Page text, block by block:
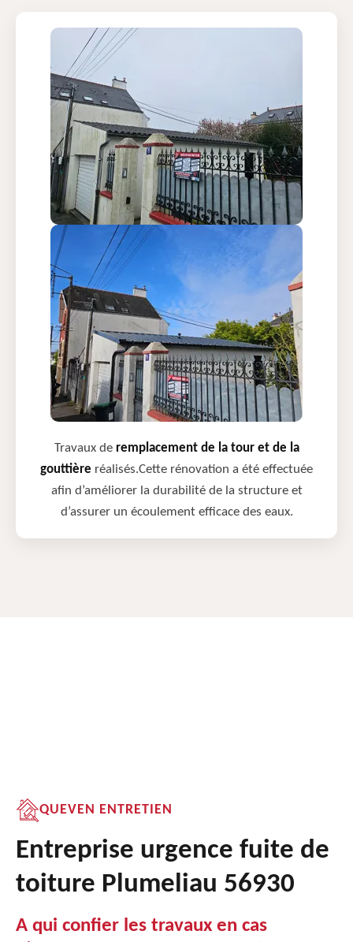
Travaux de remplacement de la tour et de la
gouttière réalisés.Cette rénovation a été effectuée
afin d’améliorer la durabilité de la structure et
d’assurer un écoulement efficace des eaux.
QUEVEN ENTRETIEN
Entreprise urgence fuite de
toiture Plumeliau 56930
A qui confier les travaux en cas